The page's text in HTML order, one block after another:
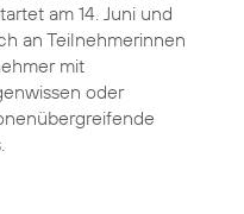
am 14. Juni und
an Teilnehmerinnen
mit
oder